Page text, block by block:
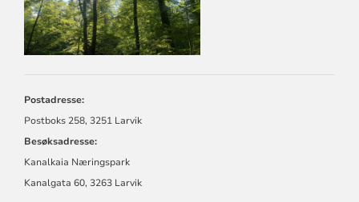
Postadresse:
Postboks 258, 3251 Larvik
Besøksadresse:
Kanalkaia Næringspark
Kanalgata 60, 3263 Larvik